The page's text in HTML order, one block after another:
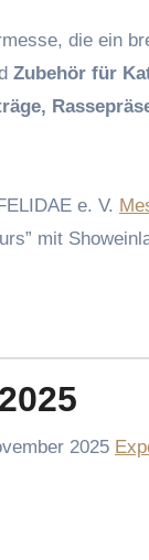
die ein
Zubehör für
e. V.
mit
2025